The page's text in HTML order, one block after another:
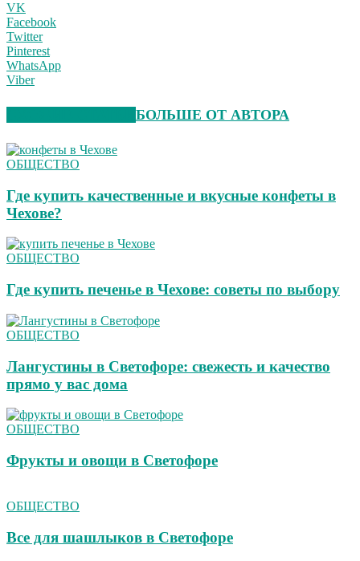
VK
Facebook
Twitter
Pinterest
WhatsApp
Viber
БОЛЬШЕ ОТ АВТОРА
ОБЩЕСТВО
Где купить качественные и вкусные конфеты в
Чехове?
ОБЩЕСТВО
Где купить печенье в Чехове: советы по выбору
ОБЩЕСТВО
Лангустины в Светофоре: свежесть и качество
прямо у вас дома
ОБЩЕСТВО
Фрукты и овощи в Светофоре
ОБЩЕСТВО
Все для шашлыков в Светофоре